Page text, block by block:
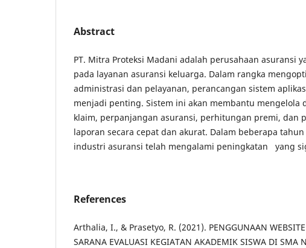
Abstract
PT. Mitra Proteksi Madani adalah perusahaan asuransi
pada layanan asuransi keluarga. Dalam rangka
administrasi dan pelayanan, perancangan sistem
menjadi penting. Sistem ini akan membantu mengelola
klaim, perpanjangan asuransi, perhitungan premi, dan
laporan secara cepat dan akurat. Dalam beberapa
industri asuransi telah mengalami peningkatan yang
References
Arthalia, I., & Prasetyo, R. (2021). PENGGUNAAN WEBSITE
SARANA EVALUASI KEGIATAN AKADEMIK SISWA DI SMA